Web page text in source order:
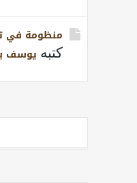
منظومة في
كتبه يوسف